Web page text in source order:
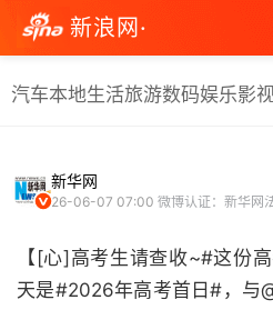
新浪网·
汽车本地生活旅游数码娱乐影
新华网
26-06-07 07:00 微博认证：新华网
【[心]高考生请查收~#这份
天是#2026年高考首日#，与